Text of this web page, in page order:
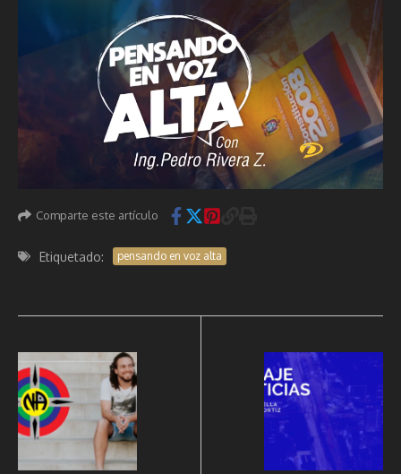
Comparte este artículo
Etiquetado: pensando en voz alta